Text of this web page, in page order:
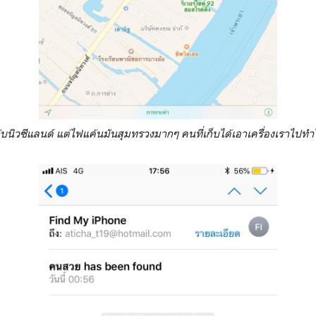
บนิวซีแลนด์ แต่ไฟแค้นมันสุมทรวงมากๆ คนที่เก็บได้เอาเครื่องเราไปท